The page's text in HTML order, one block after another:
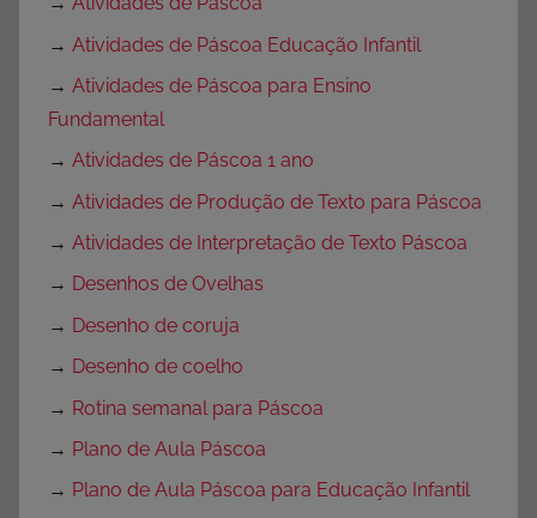
→ Atividades de Páscoa Educação Infantil
→ Atividades de Páscoa para Ensino
Fundamental
→ Atividades de Páscoa 1 ano
→ Atividades de Produção de Texto para Páscoa
→ Atividades de Interpretação de Texto Páscoa
→ Desenhos de Ovelhas
→ Desenho de coruja
→ Desenho de coelho
→ Rotina semanal para Páscoa
→ Plano de Aula Páscoa
→ Plano de Aula Páscoa para Educação Infantil